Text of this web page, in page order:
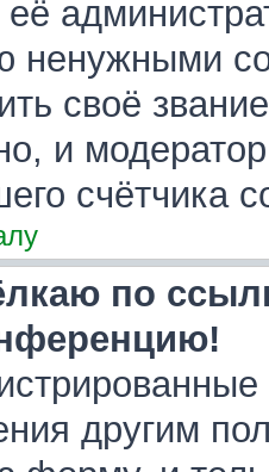
ненужными
своё
и
счётчика
по
другим